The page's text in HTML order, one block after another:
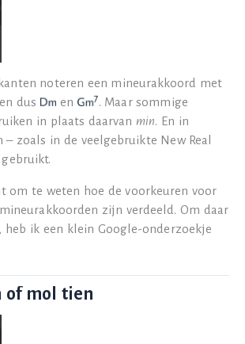
noteren een mineurakkoord met
dus en
. Maar sommige
in plaats daarvan min. En in
zoals in de veelgebruikte New Real
om te weten hoe de voorkeuren voor
zijn verdeeld. Om daar
heb ik een klein Google-onderzoekje
of mol tien